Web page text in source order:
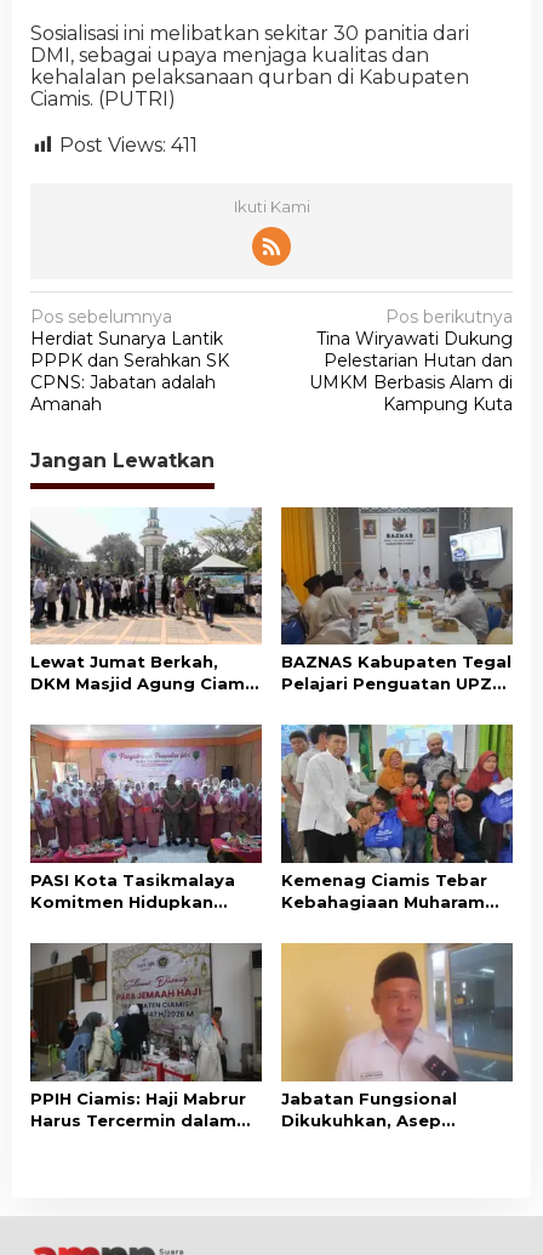
Sosialisasi ini melibatkan sekitar 30 panitia dari
DMI, sebagai upaya menjaga kualitas dan
kehalalan pelaksanaan qurban di Kabupaten
Ciamis. (PUTRI)
Post Views: 411
Ikuti Kami
N
a
v
i
g
a
s
i
p
o
s
Pos sebelumnya
Herdiat Sunarya Lantik
PPPK dan Serahkan SK
CPNS: Jabatan adalah
Amanah
Pos berikutnya
Tina Wiryawati Dukung
Pelestarian Hutan dan
UMKM Berbasis Alam di
Kampung Kuta
Jangan Lewatkan
Lewat Jumat Berkah,
DKM Masjid Agung Ciamis
Bersedekah
BAZNAS Kabupaten Tegal
Pelajari Penguatan UPZ
PASI Kota Tasikmalaya
Komitmen Hidupkan
Sunda
Kemenag Ciamis Tebar
Kebahagiaan Muharam
dan Disabilitas
PPIH Ciamis: Haji Mabrur
Harus Tercermin dalam
Jabatan Fungsional
Dikukuhkan, Asep